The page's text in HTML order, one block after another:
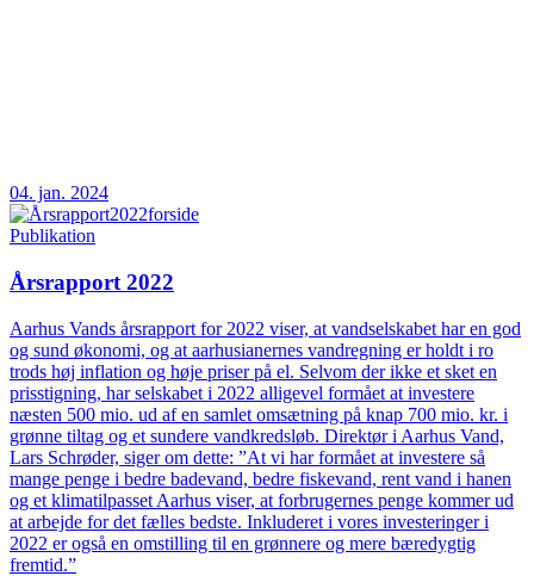
04. jan. 2024
Publikation
Årsrapport 2022
Aarhus Vands årsrapport for 2022 viser, at vandselskabet har en god
og sund økonomi, og at aarhusianernes vandregning er holdt i ro
trods høj inflation og høje priser på el. Selvom der ikke et sket en
prisstigning, har selskabet i 2022 alligevel formået at investere
næsten 500 mio. ud af en samlet omsætning på knap 700 mio. kr. i
grønne tiltag og et sundere vandkredsløb. Direktør i Aarhus Vand,
Lars Schrøder, siger om dette: ”At vi har formået at investere så
mange penge i bedre badevand, bedre fiskevand, rent vand i hanen
og et klimatilpasset Aarhus viser, at forbrugernes penge kommer ud
at arbejde for det fælles bedste. Inkluderet i vores investeringer i
2022 er også en omstilling til en grønnere og mere bæredygtig
fremtid.”